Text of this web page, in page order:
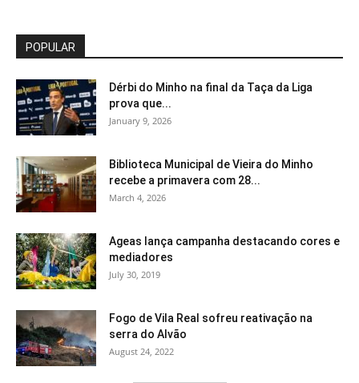
POPULAR
Dérbi do Minho na final da Taça da Liga
prova que...
January 9, 2026
Biblioteca Municipal de Vieira do Minho
recebe a primavera com 28...
March 4, 2026
Ageas lança campanha destacando cores e
mediadores
July 30, 2019
Fogo de Vila Real sofreu reativação na
serra do Alvão
August 24, 2022